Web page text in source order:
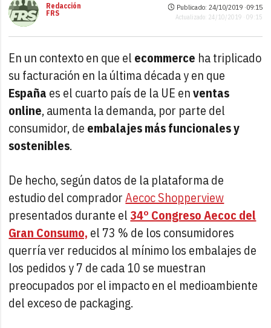
Redacción
FRS
Publicado: 24/10/2019 ·09:15
Actualizado: 24/10/2019 · 09:15
En un contexto en que el ecommerce ha triplicado
su facturación en la última década y en que
España es el cuarto país de la UE enventas
online, aumenta la demanda, por parte del
consumidor, de embalajes más funcionales y
sostenibles.
De hecho, según datos de la plataforma de
estudio del compradorAecoc Shopperview
presentados durante el34º Congreso Aecoc del
Gran Consumo, el 73 % de los consumidores
querría ver reducidos al mínimo los embalajes de
los pedidos y 7 de cada 10 se muestran
preocupados por el impacto en el medioambiente
del exceso de packaging.